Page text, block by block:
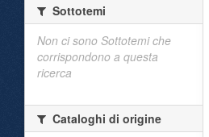
Sottotemi
Non ci sono Sottotemi che
corrispondono a questa
ricerca
Cataloghi di origine